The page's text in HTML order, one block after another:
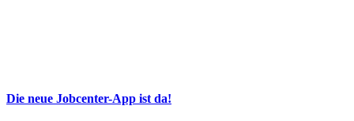
Die neue Jobcenter-App ist da!